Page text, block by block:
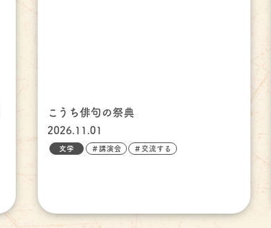
こうち俳句の祭典
2026.11.01
文学 ＃講演会 ＃交流する